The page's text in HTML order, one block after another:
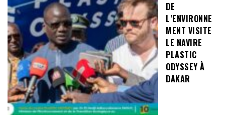
DE
L’ENVIRONNE
MENT VISITE
LE NAVIRE
PLASTIC
ODYSSEY À
DAKAR